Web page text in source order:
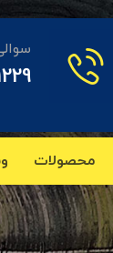
محصولات